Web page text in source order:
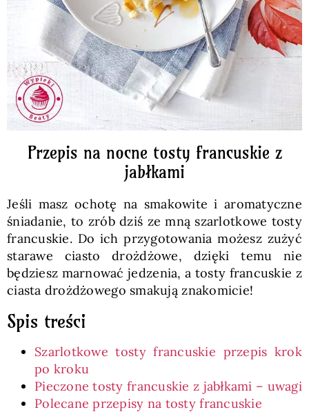
Polski
Przepis na nocne tosty francuskie z
jabłkami
Jeśli masz ochotę na smakowite i aromatyczne
śniadanie, to zrób dziś ze mną szarlotkowe tosty
francuskie. Do ich przygotowania możesz zużyć
starawe ciasto drożdżowe, dzięki temu nie
będziesz marnować jedzenia, a tosty francuskie z
ciasta drożdżowego smakują znakomicie!
Spis treści
Szarlotkowe tosty francuskie przepis krok
po kroku
Pieczone tosty francuskie z jabłkami – uwagi
Polecane przepisy na tosty francuskie